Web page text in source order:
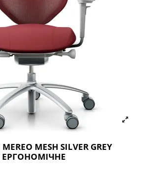
MESH SILVER GREY
ЕРГОНОМІЧНЕ